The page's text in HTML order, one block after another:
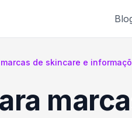
de skincare e